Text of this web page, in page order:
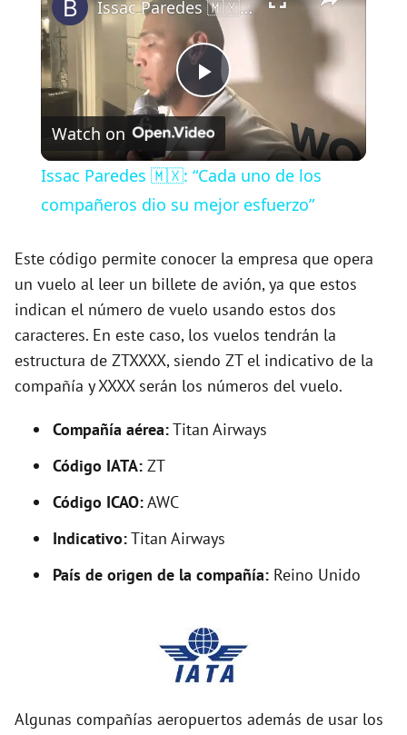
P
l
a
y
V
i
d
o
Issac Paredes 🇲🇽: “Cada uno de los compañeros dio su mejor esfuerzo”
Watch on
Issac Paredes 🇲🇽: “Cada uno de los
compañeros dio su mejor esfuerzo”
Este código permite conocer la empresa que opera
un vuelo al leer un billete de avión, ya que estos
indican el número de vuelo usando estos dos
caracteres. En este caso, los vuelos tendrán la
estructura de ZTXXXX, siendo ZT el indicativo de la
compañía y XXXX serán los números del vuelo.
Compañía aérea:Titan Airways
Código IATA: ZT
Código ICAO:AWC
Indicativo:Titan Airways
País de origen de la compañía: Reino Unido
Algunas compañías aeropuertos además de usar los